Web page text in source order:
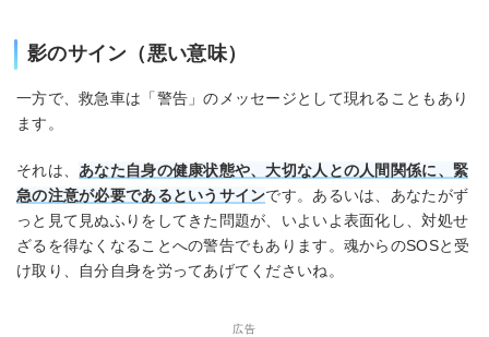
影のサイン（悪い意味）
一方で、救急車は「警告」のメッセージとして現れることもあり
ます。
それは、 あなた自身の健康状態や、大切な人との人間関係に、緊
急の注意が必要であるというサインです。あるいは、あなたがず
っと見て見ぬふりをしてきた問題が、いよいよ表面化し、対処せ
ざるを得なくなることへの警告でもあります。魂からのSOSと受
け取り、自分自身を労ってあげてくださいね。
広告